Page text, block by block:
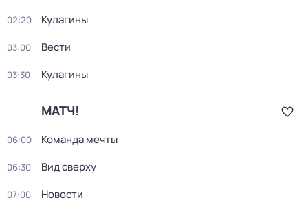
02:20 Кулагины
03:00 Вести
03:30 Кулагины
МАТЧ!
06:00 Команда мечты
06:30 Вид сверху
07:00 Новости